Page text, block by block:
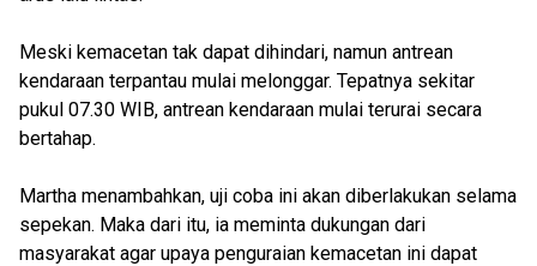
Meski kemacetan tak dapat dihindari, namun antrean
kendaraan terpantau mulai melonggar. Tepatnya sekitar
pukul 07.30 WIB, antrean kendaraan mulai terurai secara
bertahap.
Martha menambahkan, uji coba ini akan diberlakukan selama
sepekan. Maka dari itu, ia meminta dukungan dari
masyarakat agar upaya penguraian kemacetan ini dapat